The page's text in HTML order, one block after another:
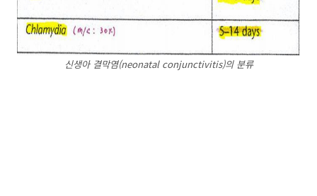
신생아 결막염(neonatal conjunctivitis)의 분류